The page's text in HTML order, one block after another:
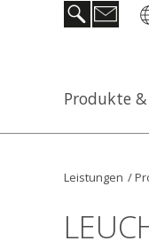
Produkte
Leistungen /